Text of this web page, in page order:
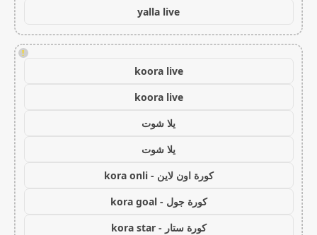
yalla live
!
koora live
koora live
يلا شوت
يلا شوت
كورة اون لاين - kora onli
كورة جول - kora goal
كورة ستار - kora star